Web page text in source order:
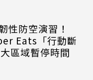
性防空演習！
Eats「行動斷
區域暫停時間